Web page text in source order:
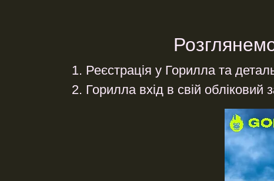
Реєстрація у Горилла та
Горилла вхід в свій обліковий